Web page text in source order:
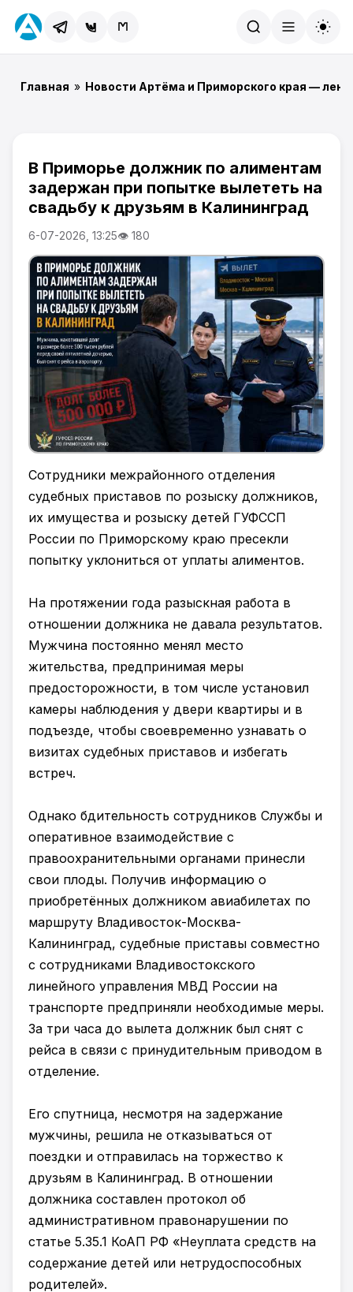
Главная » Новости Артёма и Приморского края —
В Приморье должник по алиментам
задержан при попытке вылететь на
свадьбу к друзьям в Калининград
6-07-2026, 13:25👁 180
Сотрудники межрайонного отделения
судебных приставов по розыску должников,
их имущества и розыску детей ГУФССП
России по Приморскому краю пресекли
попытку уклониться от уплаты алиментов.
На протяжении года разыскная работа в
отношении должника не давала результатов.
Мужчина постоянно менял место
жительства, предпринимая меры
предосторожности, в том числе установил
камеры наблюдения у двери квартиры и в
подъезде, чтобы своевременно узнавать о
визитах судебных приставов и избегать
встреч.
Однако бдительность сотрудников Службы и
оперативное взаимодействие с
правоохранительными органами принесли
свои плоды. Получив информацию о
приобретённых должником авиабилетах по
маршруту Владивосток-Москва-
Калининград, судебные приставы совместно
с сотрудниками Владивостокского
линейного управления МВД России на
транспорте предприняли необходимые меры.
За три часа до вылета должник был снят с
рейса в связи с принудительным приводом в
отделение.
Его спутница, несмотря на задержание
мужчины, решила не отказываться от
поездки и отправилась на торжество к
друзьям в Калининград. В отношении
должника составлен протокол об
административном правонарушении по
статье 5.35.1 КоАП РФ «Неуплата средств на
содержание детей или нетрудоспособных
родителей».